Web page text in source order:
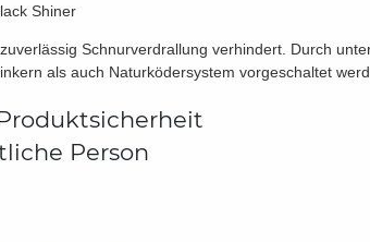
Shiner
Schnurverdrallung verhindert. Durch
als auch Naturködersystem vorgeschaltet
Person